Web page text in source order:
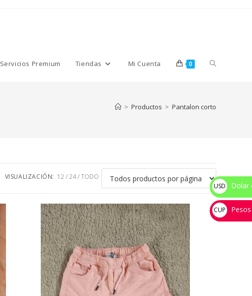
Servicios Premium Tiendas Mi Cuenta 0 Alternar
web
> Productos > Pantalon corto
VISUALIZACIÓN: 12 24 TODO
USD
$
Dolar
CUP
💰
Pesos